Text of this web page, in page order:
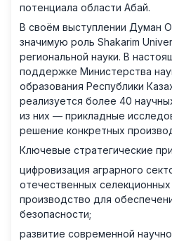
потенциала области Абай.
В своём выступлении Думан
значимую роль Shakarim
региональной науки. В
поддержке Министерства
образования Республики
реализуется более 40
из них — прикладные
решение конкретных
Ключевые стратегические
цифровизация аграрного
отечественных
производство для
безопасности;
развитие современной